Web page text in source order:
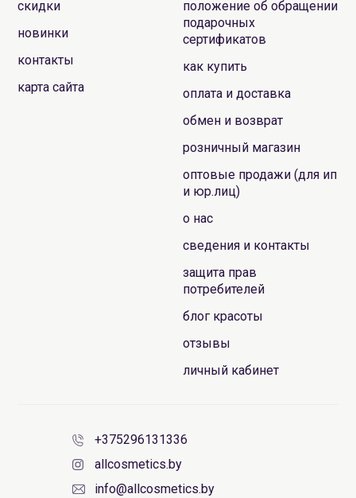
скидки
новинки
контакты
карта сайта
положение об обращении
подарочных
сертификатов
как купить
оплата и доставка
обмен и возврат
розничный магазин
оптовые продажи (для ип
и юр.лиц)
о нас
сведения и контакты
защита прав
потребителей
блог красоты
отзывы
личный кабинет
+375296131336
allcosmetics.by
info@allcosmetics.by